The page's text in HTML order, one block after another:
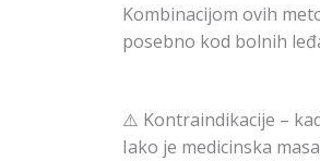
Kombinacijom ovih
posebno kod bolnih
⚠️ Kontraindikacije –
Iako je medicinska